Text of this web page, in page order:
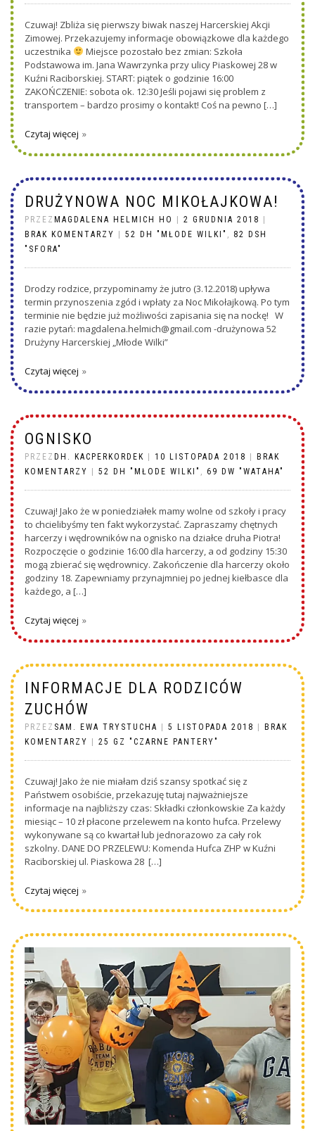
Czuwaj! Zbliża się pierwszy biwak naszej Harcerskiej Akcji
Zimowej. Przekazujemy informacje obowiązkowe dla każdego
uczestnika
Miejsce pozostało bez zmian: Szkoła
Podstawowa im. Jana Wawrzynka przy ulicy Piaskowej 28 w
Kuźni Raciborskiej. START: piątek o godzinie 16:00
ZAKOŃCZENIE: sobota ok. 12:30 Jeśli pojawi się problem z
transportem – bardzo prosimy o kontakt! Coś na pewno […]
Czytaj więcej
DRUŻYNOWA NOC MIKOŁAJKOWA!
PRZEZ MAGDALENA HELMICH HO 2 GRUDNIA 2018
BRAK KOMENTARZY
52 DH "MŁODE WILKI" , 82 DSH
"SFORA"
Drodzy rodzice, przypominamy że jutro (3.12.2018) upływa
termin przynoszenia zgód i wpłaty za Noc Mikołajkową. Po tym
terminie nie będzie już możliwości zapisania się na nockę! W
razie pytań: magdalena.helmich@gmail.com -drużynowa 52
Drużyny Harcerskiej „Młode Wilki”
Czytaj więcej
OGNISKO
PRZEZ DH. KACPERKORDEK | 10 LISTOPADA 2018 | BRAK
KOMENTARZY | 52 DH "MŁODE WILKI" 69 DW "WATAHA"
Czuwaj! Jako że w poniedziałek mamy wolne od szkoły i pracy
to chcielibyśmy ten fakt wykorzystać. Zapraszamy chętnych
harcerzy i wędrowników na ognisko na działce druha Piotra!
Rozpoczęcie o godzinie 16:00 dla harcerzy, a od godziny 15:30
mogą zbierać się wędrownicy. Zakończenie dla harcerzy około
godziny 18. Zapewniamy przynajmniej po jednej kiełbasce dla
każdego, a […]
Czytaj więcej
INFORMACJE DLA RODZICÓW
ZUCHÓW
PRZEZ SAM. EWA TRYSTUCHA | 5 LISTOPADA 2018 | BRAK
KOMENTARZY | 25 GZ "CZARNE PANTERY"
Czuwaj! Jako że nie miałam dziś szansy spotkać się z
Państwem osobiście, przekazuję tutaj najważniejsze
informacje na najbliższy czas: Składki członkowskie Za każdy
miesiąc – 10 zł płacone przelewem na konto hufca. Przelewy
wykonywane są co kwartał lub jednorazowo za cały rok
szkolny. DANE DO PRZELEWU: Komenda Hufca ZHP w Kuźni
Raciborskiej ul. Piaskowa 28 […]
Czytaj więcej